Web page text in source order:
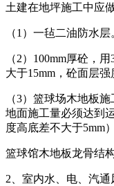
土建在地坪施工中应
（1）一毡二油防水层
（2）100mm厚砼，
大于15mm，砼面层强
（3）篮球场木地板
地面施工量必须达到
度高底差不大于5mm）
篮球馆木地板龙骨结
2、室内水、电、汽